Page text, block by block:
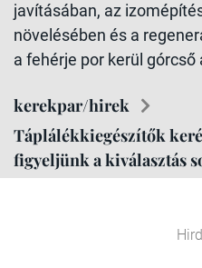
javításában, az
növelésében és a
a fehérje por kerül górcső
kerekpar/hirek
Táplálékkiegészítők
figyeljünk a kiválasztás